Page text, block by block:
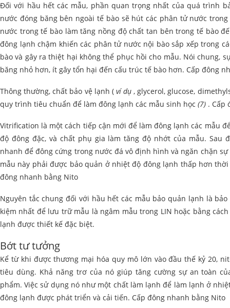
Đối với hầu hết các mẫu, phần quan trọng nhất của quá trình
nước đóng băng bên ngoài tế bào sẽ hút các phân tử nước
nước trong tế bào làm tăng nồng độ chất tan bên trong tế bào
đông lạnh chậm khiến các phân tử nước nội bào sắp xếp trong
bào và gây ra thiệt hại không thể phục hồi cho mẫu. Nói chung,
băng nhỏ hơn, ít gây tổn hại đến cấu trúc tế bào hơn. Cấp đông
Thông thường, chất bảo vệ lạnh ( ví dụ , glycerol, glucose,
quy trình tiêu chuẩn để làm đông lạnh các mẫu sinh học (7) . Cấp
Vitrification là một cách tiếp cận mới để làm đông lạnh các mẫu
độ đông đặc, và chất phụ gia làm tăng độ nhớt của mẫu. Sau
nhanh để đông cứng trong nước đá vô định hình và ngăn chặn
mẫu này phải được bảo quản ở nhiệt độ đông lạnh thấp hơn
đông nhanh bằng Nito
Nguyên tắc chung đối với hầu hết các mẫu bảo quản lạnh là
kiệm nhất để lưu trữ mẫu là ngâm mẫu trong LIN hoặc bằng
lạnh được thiết kế đặc biệt.
Bớt tư tưởng
Kể từ khi được thương mại hóa quy mô lớn vào đầu thế kỷ 20,
tiêu dùng. Khả năng trơ ​​của nó giúp tăng cường sự an toàn
phẩm. Việc sử dụng nó như một chất làm lạnh để làm lạnh ở
đông lạnh được phát triển và cải tiến. Cấp đông nhanh bằng Nito